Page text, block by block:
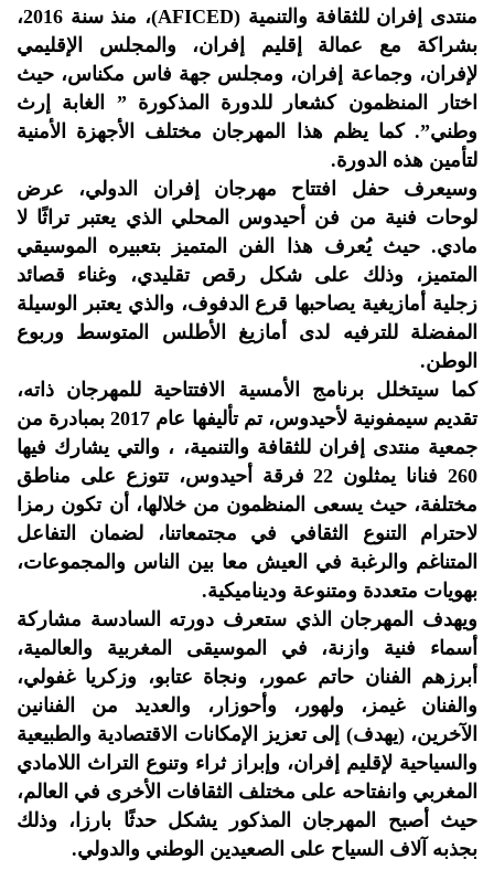
منتدى إفران للثقافة والتنمية (AFICED)، منذ سنة 2016،
بشراكة مع عمالة إقليم إفران، والمجلس الإقليمي
لإفران، وجماعة إفران، ومجلس جهة فاس مكناس، حيث
اختار المنظمون كشعار للدورة المذكورة ” الغابة إرث
وطني”. كما يظم هذا المهرجان مختلف الأجهزة الأمنية
لتأمين هذه الدورة.
وسيعرف حفل افتتاح مهرجان إفران الدولي، عرض
لوحات فنية من فن أحيدوس المحلي الذي يعتبر تراثًا لا
مادي. حيث يُعرف هذا الفن المتميز بتعبيره الموسيقي
المتميز، وذلك على شكل رقص تقليدي، وغناء قصائد
زجلية أمازيغية يصاحبها قرع الدفوف، والذي يعتبر الوسيلة
المفضلة للترفيه لدى أمازيغ الأطلس المتوسط وربوع
الوطن.
كما سيتخلل برنامج الأمسية الافتتاحية للمهرجان ذاته،
تقديم سيمفونية لأحيدوس، تم تأليفها عام 2017 بمبادرة من
جمعية منتدى إفران للثقافة والتنمية، ، والتي يشارك فيها
260 فنانا يمثلون 22 فرقة أحيدوس، تتوزع على مناطق
مختلفة، حيث يسعى المنظمون من خلالها، أن تكون رمزا
لاحترام التنوع الثقافي في مجتمعاتنا، لضمان التفاعل
المتناغم والرغبة في العيش معا بين الناس والمجموعات،
بهويات متعددة ومتنوعة وديناميكية.
ويهدف المهرجان الذي ستعرف دورته السادسة مشاركة
أسماء فنية وازنة، في الموسيقى المغربية والعالمية،
أبرزهم الفنان حاتم عمور، ونجاة عتابو، وزكريا غفولي،
والفنان غيمز، ولهور، وأحوزار، والعديد من الفنانين
الآخرين، (يهدف) إلى تعزيز الإمكانات الاقتصادية والطبيعية
والسياحية لإقليم إفران، وإبراز ثراء وتنوع التراث اللامادي
المغربي وانفتاحه على مختلف الثقافات الأخرى في العالم،
حيث أصبح المهرجان المذكور يشكل حدثًا بارزا، وذلك
بجذبه آلاف السياح على الصعيدين الوطني والدولي.